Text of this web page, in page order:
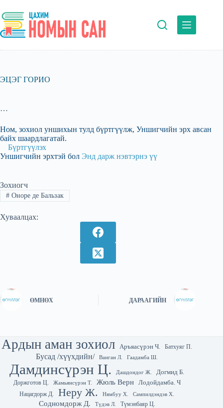
to
content
ЭЦЭГ ГОРИО
…
Ном, зохиол уншихын тулд бүртгүүлж, Уншигчийн эрх авсан
байх шаардлагатай.
Бүртгүүлэх
Уншигчийн эрхтэй бол Энд дарж нэвтэрнэ үү
Зохиогч
#Оноре де Бальзак
Хуваалцах:
ӨМНӨХ ДАРААГИЙН
Ардын аман зохиол Аръяасүрэн Ч. Батхуяг П.
Бусад /хүүхдийн/ Ванган Л. Гаадамба Ш.
Дамдинсүрэн Ц. Дашдондог Ж.
Догмид Б.
Доржготов Ц.
Жамьянсүрэн Т. Жюль Верн Лодойдамба. Ч
Нацагдорж Д. Неру Ж. Нямбуу Х. Сампилдэндэв Х.
Содномдорж Д. Түдэв Л. Түмэнбаяр Ц.